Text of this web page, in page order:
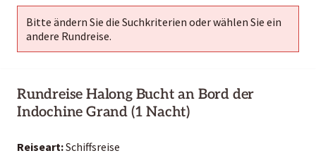
Bitte ändern Sie die Suchkriterien oder wählen Sie ein
andere Rundreise.
Rundreise Halong Bucht an Bord der
Indochine Grand (1 Nacht)
Reiseart:Schiffsreise